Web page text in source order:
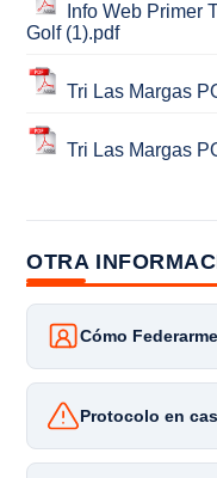
Info Web Primer
Golf (1).pdf
Tri Las Margas
Tri Las Margas
OTRA
Cómo Federarme
Protocolo en